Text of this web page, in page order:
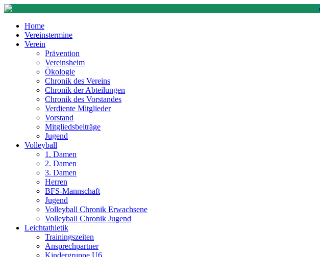
Home
Vereinstermine
Verein
Prävention
Vereinsheim
Ökologie
Chronik des Vereins
Chronik der Abteilungen
Chronik des Vorstandes
Verdiente Mitglieder
Vorstand
Mitgliedsbeiträge
Jugend
Volleyball
1. Damen
2. Damen
3. Damen
Herren
BFS-Mannschaft
Jugend
Volleyball Chronik Erwachsene
Volleyball Chronik Jugend
Leichtathletik
Trainingszeiten
Ansprechpartner
Kindergruppe U6